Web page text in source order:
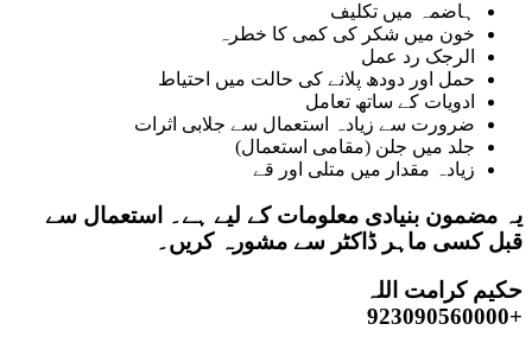
ہاضمہ میں تکلیف
خون میں شکر کی کمی کا خطرہ
الرجک رد عمل
حمل اور دودھ پلانے کی حالت میں احتیاط
ادویات کے ساتھ تعامل
ضرورت سے زیادہ استعمال سے جلابی اثرات
جلد میں جلن (مقامی استعمال)
زیادہ مقدار میں متلی اور قے
یہ مضمون بنیادی معلومات کے لیے ہے۔ استعمال سے
قبل کسی ماہر ڈاکٹر سے مشورہ کریں۔
حکیم کرامت اللہ
+923090560000